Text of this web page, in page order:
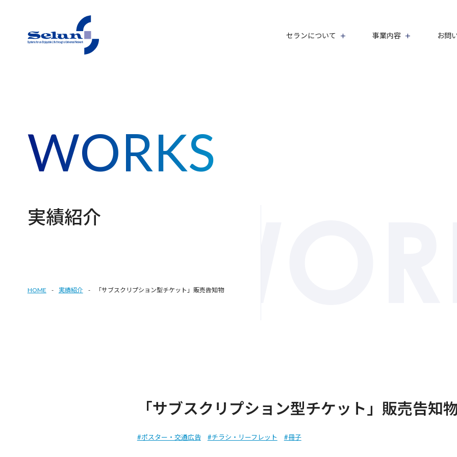
セランについて 事業内容 お問
WORKS
実績紹介
HOME 実績紹介 「サブスクリプション型チケット」販売告知物
「サブスクリプション型チケット」販売告知
#ポスター・交通広告 #チラシ・リーフレット #冊子